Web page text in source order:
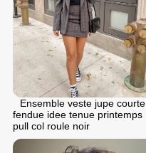
Ensemble veste jupe courte
fendue idee tenue printemps
pull col roule noir